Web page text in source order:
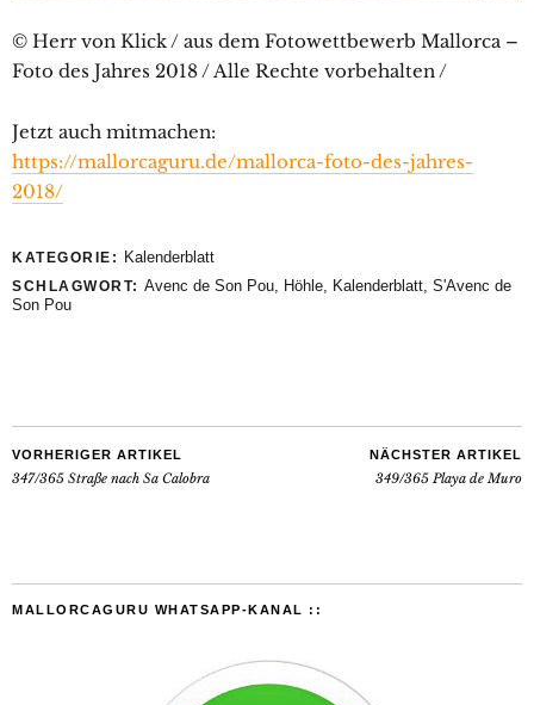
© Herr von Klick / aus dem Fotowettbewerb Mallorca –
Foto des Jahres 2018 / Alle Rechte vorbehalten /
Jetzt auch mitmachen:
https://mallorcaguru.de/mallorca-foto-des-jahres-
2018/
KATEGORIE: Kalenderblatt
SCHLAGWORT: Avenc de Son Pou, Höhle, Kalenderblatt, S'Avenc de
Son Pou
VORHERIGER ARTIKEL
347/365 Straße nach Sa Calobra
NÄCHSTER ARTIKEL
349/365 Playa de Muro
MALLORCAGURU WHATSAPP-KANAL ::